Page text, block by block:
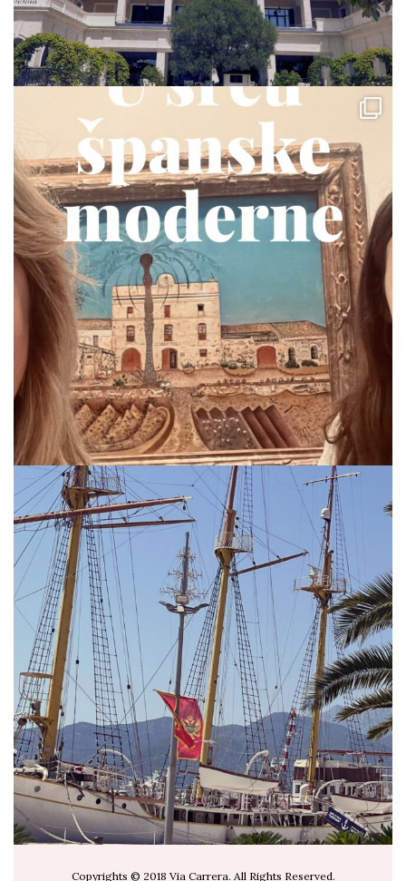
via.carrera
Jul 19
via.carrera
Jul 19
Copyrights © 2018 Via Carrera. All Rights Reserved.